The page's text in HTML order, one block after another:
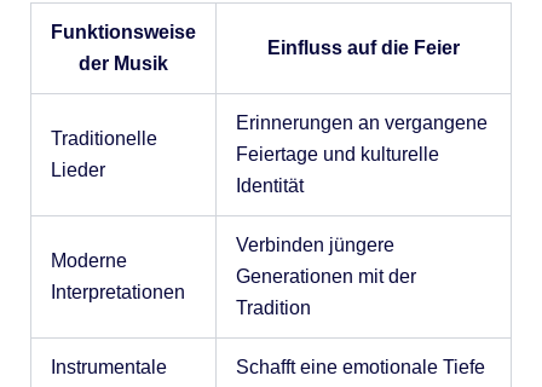
Funktionsweise
der Musik
Einfluss auf die Feier
Traditionelle
Lieder
Erinnerungen an vergangene
Feiertage und kulturelle
Identität
Moderne
Interpretationen
Verbinden jüngere
Generationen mit der
Tradition
Instrumentale
Schafft eine emotionale Tiefe